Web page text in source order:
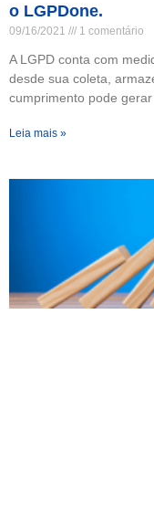
o LGPDone.
09/16/2021 1 comentário
A LGPD conta com
desde sua coleta,
cumprimento pode
Leia mais »